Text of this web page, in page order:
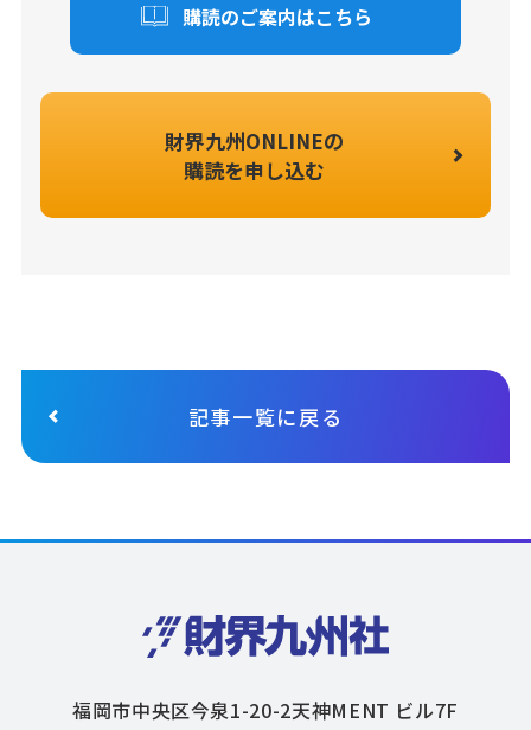
購読のご案内はこちら
財界九州ONLINEの
購読を申し込む
記事一覧に戻る
福岡市中央区今泉1-20-2天神MENT ビル7F